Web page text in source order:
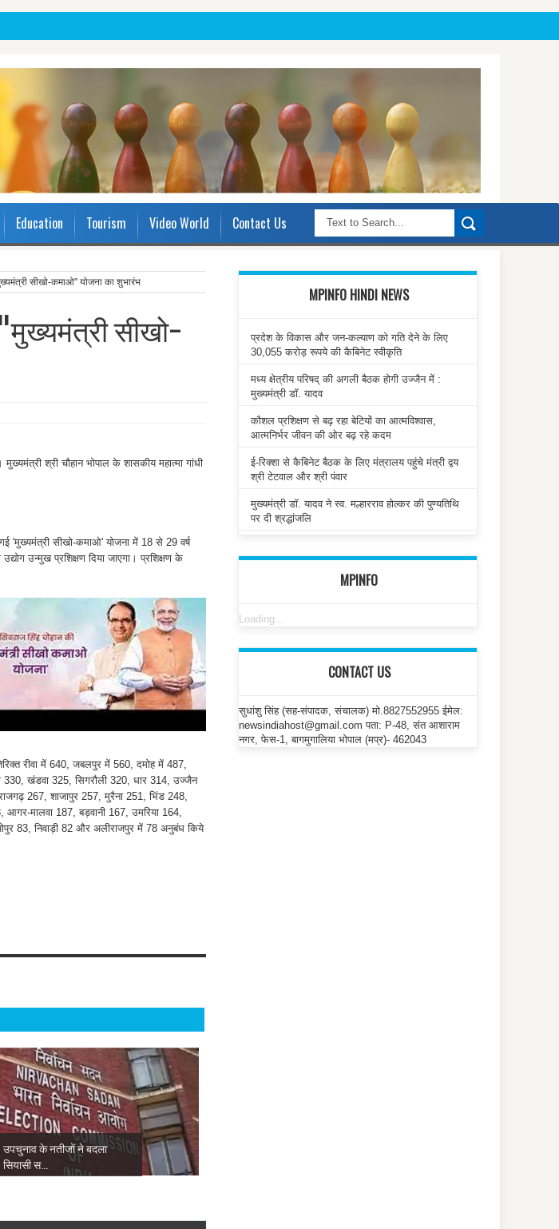
Education Tourism Video World Contact Us
सीखो-कमाओ" योजना का शुभारंभ
सीखो-
श्री चौहान भोपाल के शासकीय महात्मा गांधी
'मुख्यमंत्री सीखो-कमाओ' योजना में 18 से 29 वर्ष
उन्मुख प्रशिक्षण दिया जाएगा। प्रशिक्षण के
रीवा में 640, जबलपुर में 560, दमोह में 487,
330, खंडवा 325, सिगरौली 320, धार 314, उज्जैन
267, शाजापुर 257, मुरैना 251, भिंड 248,
मालवा 187, बड़वानी 167, उमरिया 164,
83, निवाड़ी 82 और अलीराजपुर में 78 अनुबंध किये
उपचुनाव के नतीजों ने बदला
सियासी स...
MPINFO HINDI NEWS
प्रदेश के विकास और जन-कल्याण को गति देने के लिए
30,055 करोड़ रूपये की कैबिनेट स्वीकृति
मध्य क्षेत्रीय परिषद् की अगली बैठक होगी उज्जैन में :
मुख्यमंत्री डॉ. यादव
कौशल प्रशिक्षण से बढ़ रहा बेटियों का आत्मविश्वास,
आत्मनिर्भर जीवन की ओर बढ़ रहे कदम
ई-रिक्शा से कैबिनेट बैठक के लिए मंत्रालय पहुंचे मंत्री द्वय
श्री टेटवाल और श्री पंवार
मुख्यमंत्री डॉ. यादव ने स्व. मल्हारराव होल्कर की पुण्यतिथि
पर दी श्रद्धांजलि
MPINFO
Loading...
CONTACT US
सुधांशु सिंह (सह-संपादक, संचालक) मो.8827552955 ईमेल:
newsindiahost@gmail.com पता: P-48, संत आशाराम
नगर, फेस-1, बागमुगालिया भोपाल (मप्र)- 462043